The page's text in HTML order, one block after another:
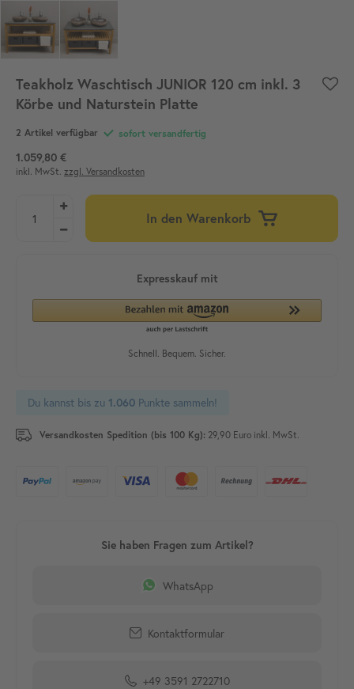
Teakholz Waschtisch JUNIOR 120 cm inkl. 3
Körbe und Naturstein Platte
2 Artikel verfügbar sofort versandfertig
1.059,80 €
inkl. MwSt. zzgl. Versandkosten
In den Warenkorb
Du kannst bis zu 1.060 Punkte sammeln!
Versandkosten Spedition (bis 100 Kg): 29,90 Euro inkl. MwSt.
WhatsApp
Kontaktformular
+49 3591 2722710